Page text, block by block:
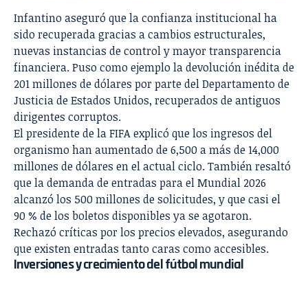
Infantino aseguró que la confianza institucional ha
sido recuperada gracias a cambios estructurales,
nuevas instancias de control y mayor transparencia
financiera. Puso como ejemplo la devolución inédita de
201 millones de dólares por parte del Departamento de
Justicia de Estados Unidos, recuperados de antiguos
dirigentes corruptos.
El presidente de la FIFA explicó que los ingresos del
organismo han aumentado de 6,500 a más de 14,000
millones de dólares en el actual ciclo. También resaltó
que la demanda de entradas para el Mundial 2026
alcanzó los 500 millones de solicitudes, y que casi el
90 % de los boletos disponibles ya se agotaron.
Rechazó críticas por los precios elevados, asegurando
que existen entradas tanto caras como accesibles.
Inversiones y crecimiento del fútbol mundial